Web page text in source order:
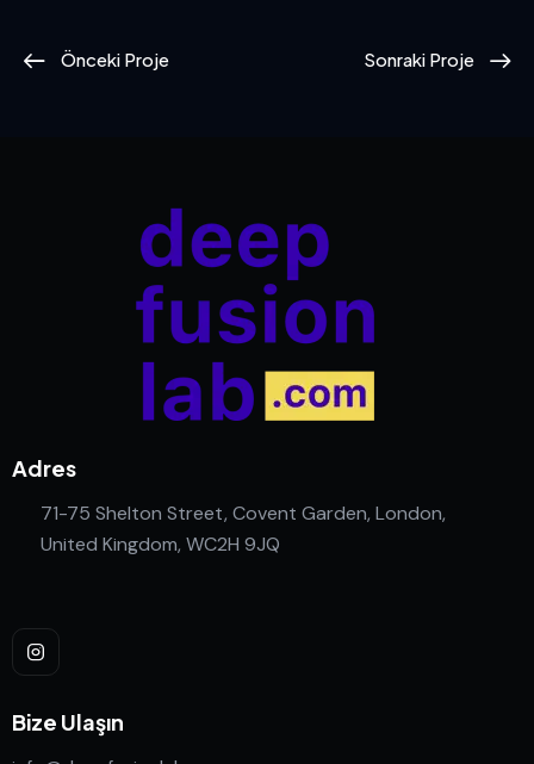
Önceki Proje Sonraki Proje
Adres
71-75 Shelton Street, Covent Garden, London,
United Kingdom, WC2H 9JQ
Bize Ulaşın